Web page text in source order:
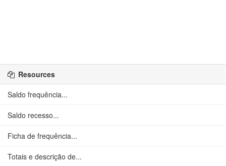
Resources
Saldo frequência...
Saldo recesso...
Ficha de frequência...
Totais e descrição de...